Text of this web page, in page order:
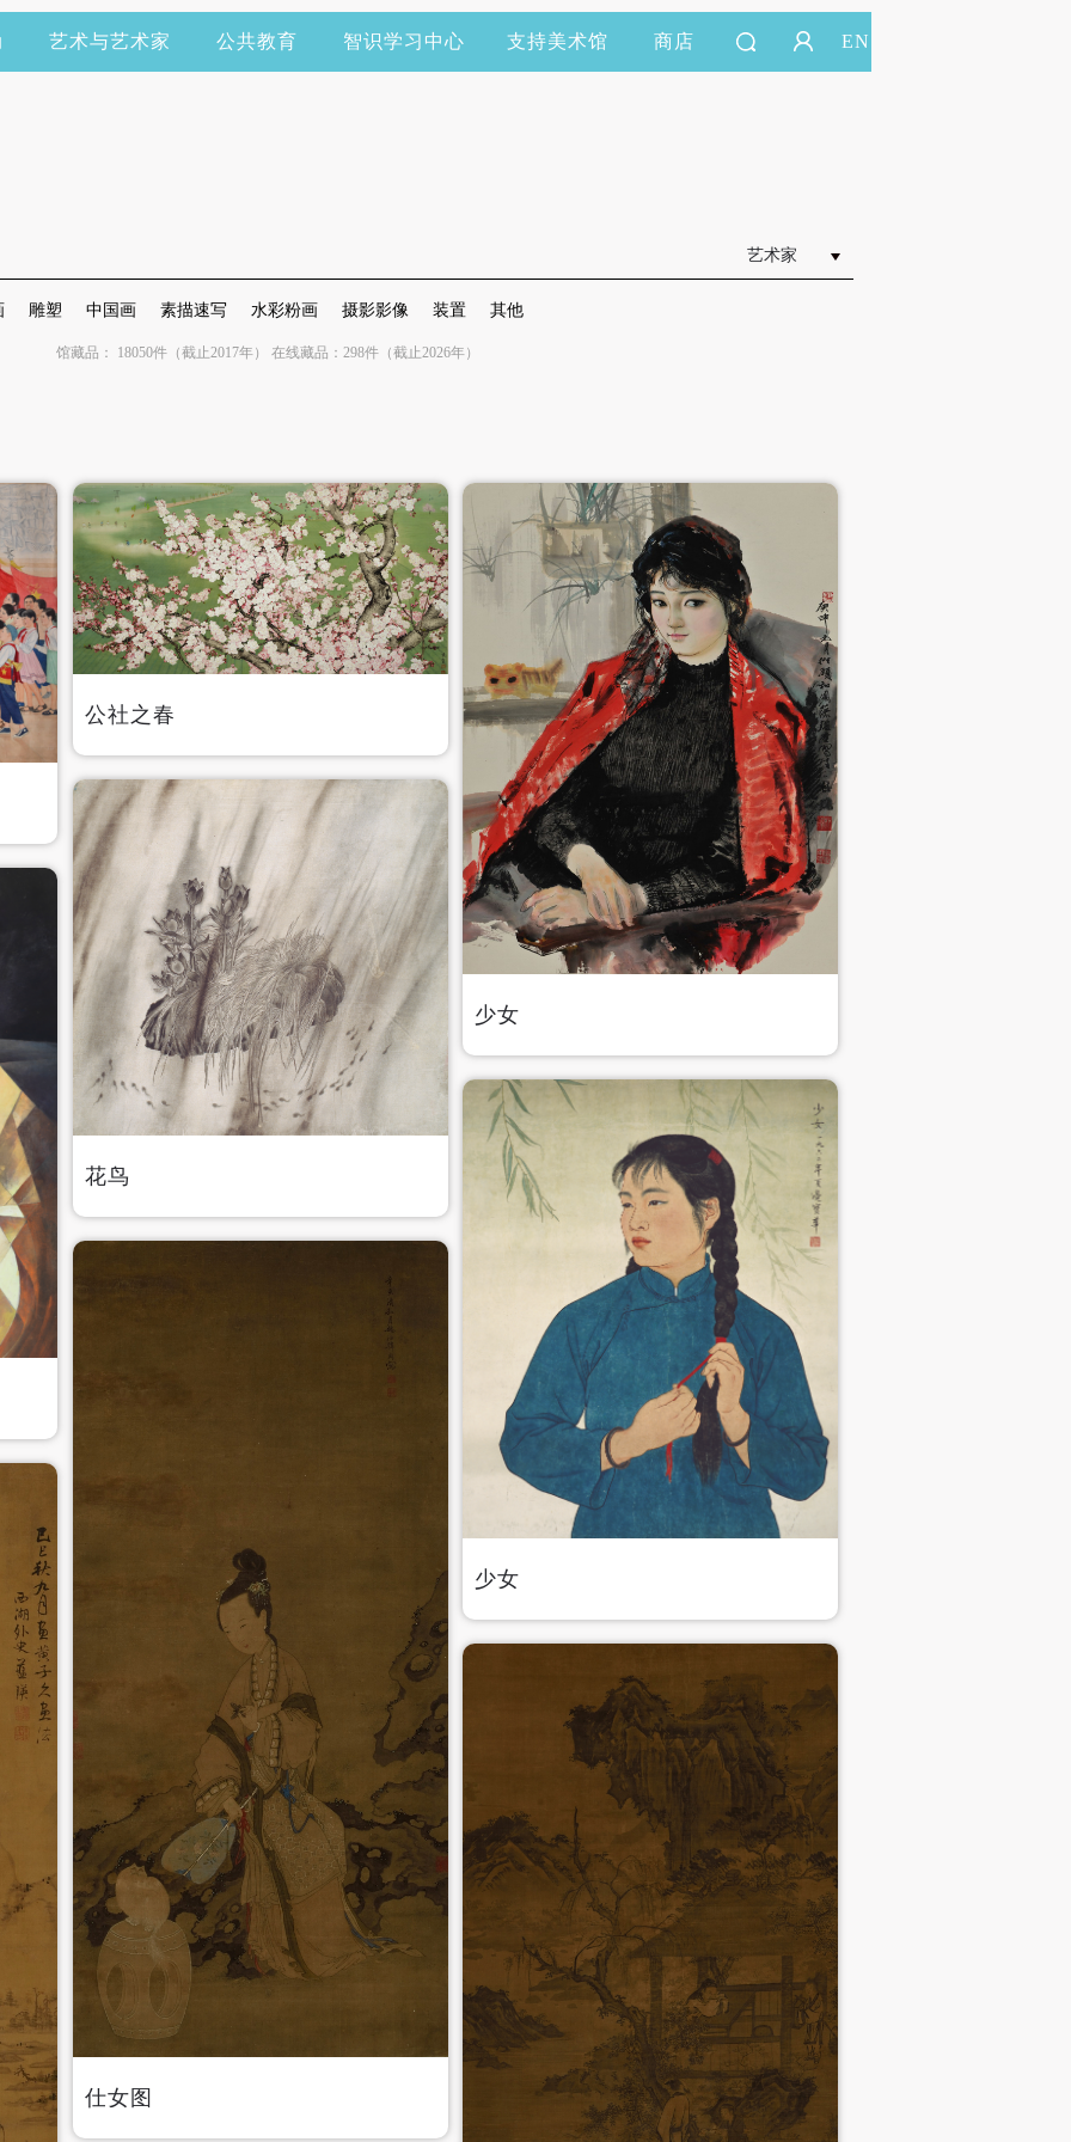
艺术与艺术家 公共教育 智识学习中心 支持美术馆 商店 EN
艺术家
雕塑 中国画 素描速写 水彩粉画 摄影影像 装置 其他
馆藏品： 18050件（截止2017年） 在线藏品：298件（截止2026年）
公社之春
少女
花鸟
少女
仕女图
快捷登录
发送验证码
手机号码将作为您的登录账号
登录
可使用雅昌艺术网会员账户登录